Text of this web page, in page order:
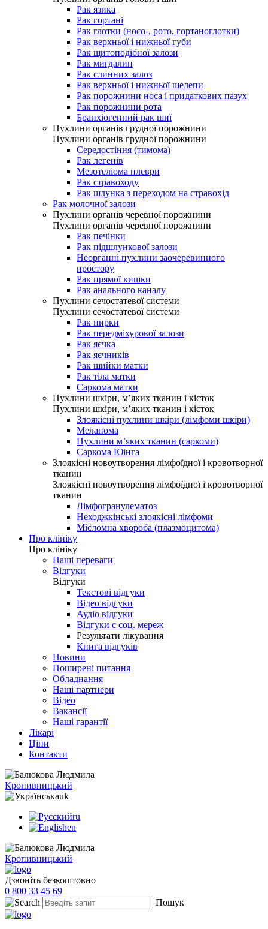
Рак язика
Рак гортані
Рак глотки (носо-, рото, гортаноглотки)
Рак верхньої і нижньої губи
Рак щитоподібної залози
Рак мигдалин
Рак слинних залоз
Рак верхньої і нижньої щелепи
Рак порожнини носа і придаткових пазух
Рак порожнини рота
Бранхіогенний рак шиї
Пухлини органів грудної порожнини
Пухлини органів грудної порожнини
Середостіння (тимома)
Рак легенів
Мезотеліома плеври
Рак стравоходу
Рак шлунка з переходом на стравохід
Рак молочної залози
Пухлини органів черевної порожнини
Пухлини органів черевної порожнини
Рак печінки
Рак підшлункової залози
Неорганні пухлини заочеревинного
простору
Рак прямої кишки
Рак анального каналу
Пухлини сечостатевої системи
Пухлини сечостатевої системи
Рак нирки
Рак передміхурової залози
Рак яєчка
Рак яєчників
Рак шийки матки
Рак тіла матки
Саркома матки
Пухлини шкіри, м’яких тканин і кісток
Пухлини шкіри, м’яких тканин і кісток
Злоякісні пухлини шкіри (лімфоми шкіри)
Меланома
Пухлини м’яких тканин (саркоми)
Саркома Юінга
Злоякісні новоутворення лімфоїдної і кровотворної
тканин
Злоякісні новоутворення лімфоїдної і кровотворної
тканин
Лімфогранулематоз
Неходжкінські злоякісні лімфоми
Мієломна хвороба (плазмоцитома)
Про клініку
Про клініку
Наші переваги
Відгуки
Відгуки
Текстові відгуки
Відео відгуки
Аудіо відгуки
Відгуки с соц. мереж
Результати лікування
Книга відгуків
Новини
Поширені питання
Обладнання
Наші партнери
Відео
Вакансії
Наші гарантії
Лікарі
Ціни
Контакти
Кропивницький
uk
ru
en
Кропивницький
Дзвоніть безкоштовно
0 800 33 45 69
Пошук